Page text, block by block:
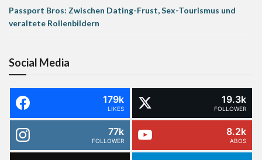
Passport Bros: Zwischen Dating-Frust, Sex-Tourismus und
veraltete Rollenbildern
Social Media
179k
LIKES
19.3k
FOLLOWER
77k
FOLLOWER
8.2k
ABOS